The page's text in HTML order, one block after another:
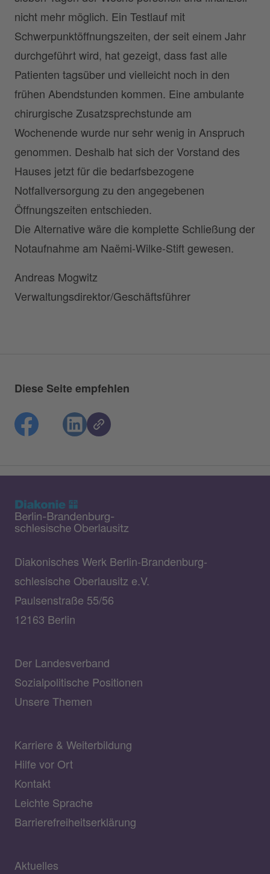
nicht mehr möglich. Ein Testlauf mit
Schwerpunktöffnungszeiten, der seit einem Jahr
durchgeführt wird, hat gezeigt, dass fast alle
Patienten tagsüber und vielleicht noch in den
frühen Abendstunden kommen. Eine ambulante
chirurgische Zusatzsprechstunde am
Wochenende wurde nur sehr wenig in Anspruch
genommen. Deshalb hat sich der Vorstand des
Hauses jetzt für die bedarfsbezogene
Notfallversorgung zu den angegebenen
Öffnungszeiten entschieden.
Die Alternative wäre die komplette Schließung der
Notaufnahme am Naëmi-Wilke-Stift gewesen.
Andreas Mogwitz
Verwaltungsdirektor/Geschäftsführer
Diese Seite empfehlen
Diakonisches Werk Berlin-Brandenburg-
schlesische Oberlausitz e.V.
Paulsenstraße 55/56
12163 Berlin
Der Landesverband
Sozialpolitische Positionen
Unsere Themen
Karriere & Weiterbildung
Hilfe vor Ort
Kontakt
Leichte Sprache
Barrierefreiheitserklärung
Aktuelles